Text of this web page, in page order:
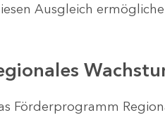
Ausgleich
Förderprogramm